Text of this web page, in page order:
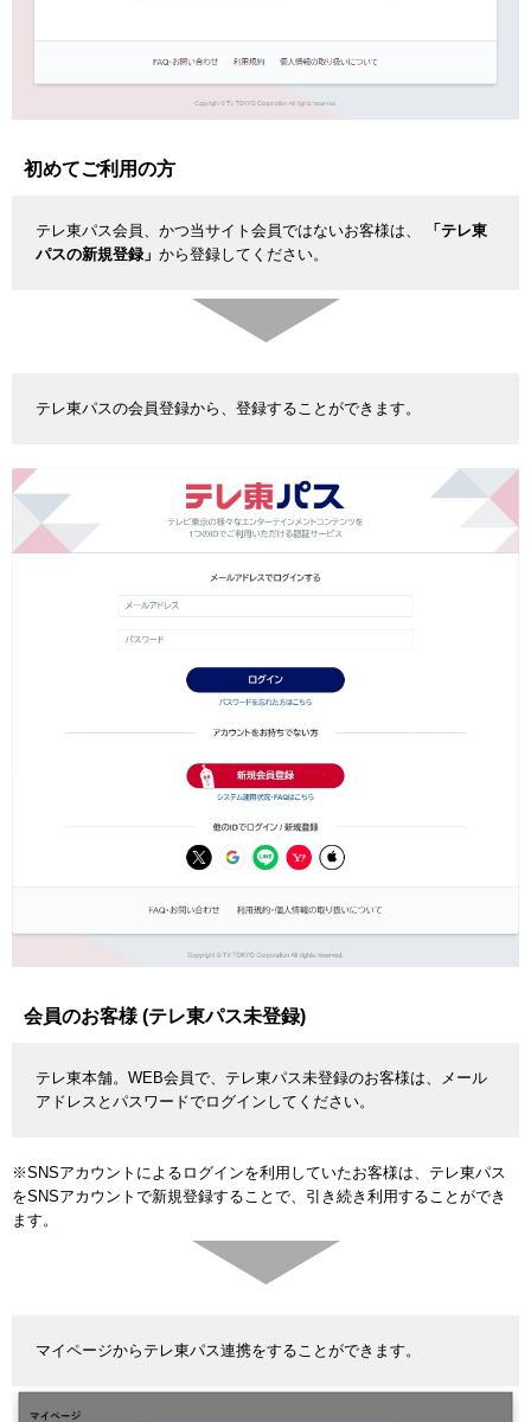
初めてご利用の方
テレ東パス会員、かつ当サイト会員ではないお客様は、
「テレ東
パスの新規登録」 から登録してください。
テレ東パスの会員登録から、登録することができます。
会員のお客様 (テレ東パス未登録)
テレ東本舗。WEB会員で、テレ東パス未登録のお客様は、メール
アドレスとパスワードでログインしてください。
※SNSアカウントによるログインを利用していたお客様は、テレ東パス
をSNSアカウントで新規登録することで、引き続き利用することができ
ます。
マイページからテレ東パス連携をすることができます。